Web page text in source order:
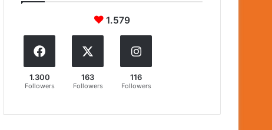
1.579
1.300
Followers
163
Followers
116
Followers